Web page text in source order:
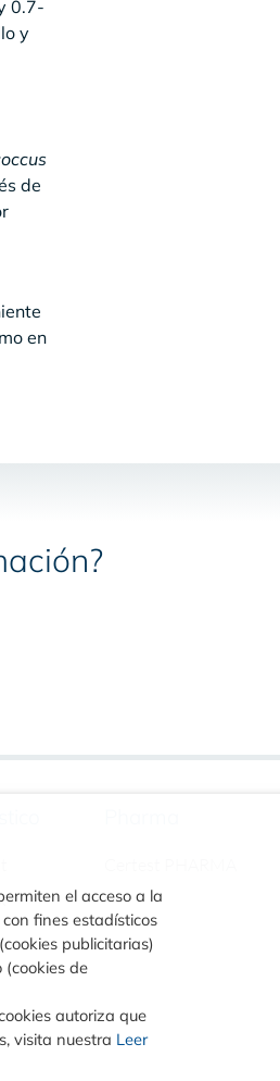
0.7-
y
de
en
el acceso a la
fines estadísticos
publicitarias)
de
autoriza que
visita nuestra Leer